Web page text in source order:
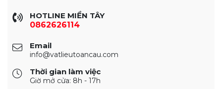
HOTLINE MIỀN TÂY
0862626114
Email
info@vatlieutoancau.com
Thời gian làm việc
Giờ mở cửa: 8h - 17h